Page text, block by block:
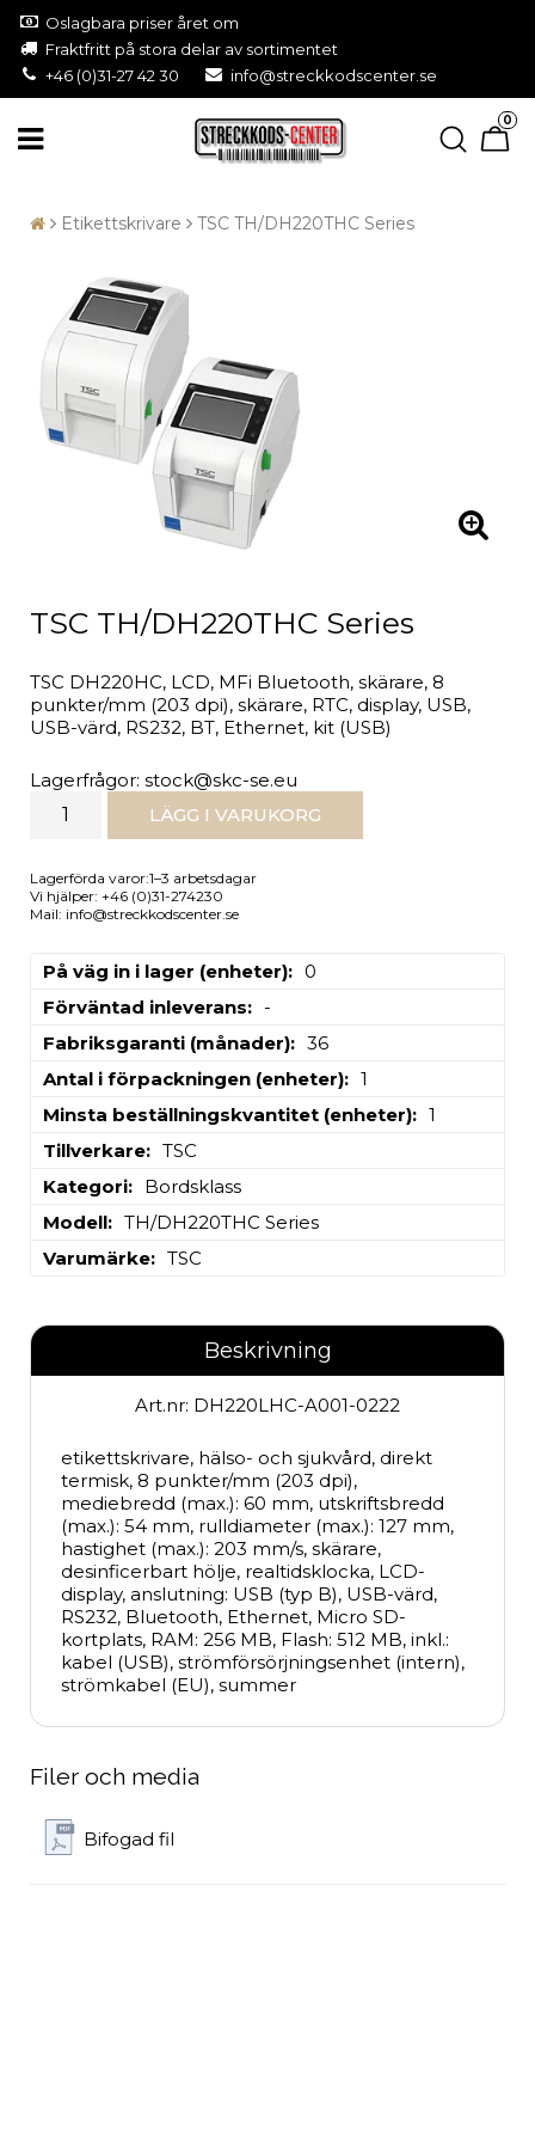
Oslagbara priser året om
Fraktfritt på stora delar av sortimentet
+46 (0)31-27 42 30
info@streckkodscenter.se
0
Etikettskrivare TSC TH/DH220THC Series
TSC TH/DH220THC Series
TSC DH220HC, LCD, MFi Bluetooth, skärare, 8
punkter/mm (203 dpi), skärare, RTC, display, USB,
USB-värd, RS232, BT, Ethernet, kit (USB)
Lagerfrågor: stock@skc-se.eu
LÄGG I VARUKORG
Lagerförda varor:1–3 arbetsdagar
Vi hjälper: +46 (0)31-274230
Mail: info@streckkodscenter.se
På väg in i lager (enheter)
0
Förväntad inleverans
-
Fabriksgaranti (månader)
36
Antal i förpackningen (enheter)
1
Minsta beställningskvantitet (enheter)
1
Tillverkare
TSC
Kategori
Bordsklass
Modell
TH/DH220THC Series
Varumärke
TSC
Beskrivning
Art.nr: DH220LHC-A001-0222
etikettskrivare, hälso- och sjukvård, direkt
termisk, 8 punkter/mm (203 dpi),
mediebredd (max.): 60 mm, utskriftsbredd
(max.): 54 mm, rulldiameter (max.): 127 mm,
hastighet (max.): 203 mm/s, skärare,
desinficerbart hölje, realtidsklocka, LCD-
display, anslutning: USB (typ B), USB-värd,
RS232, Bluetooth, Ethernet, Micro SD-
kortplats, RAM: 256 MB, Flash: 512 MB, inkl.:
kabel (USB), strömförsörjningsenhet (intern),
strömkabel (EU), summer
Filer och media
Bifogad fil